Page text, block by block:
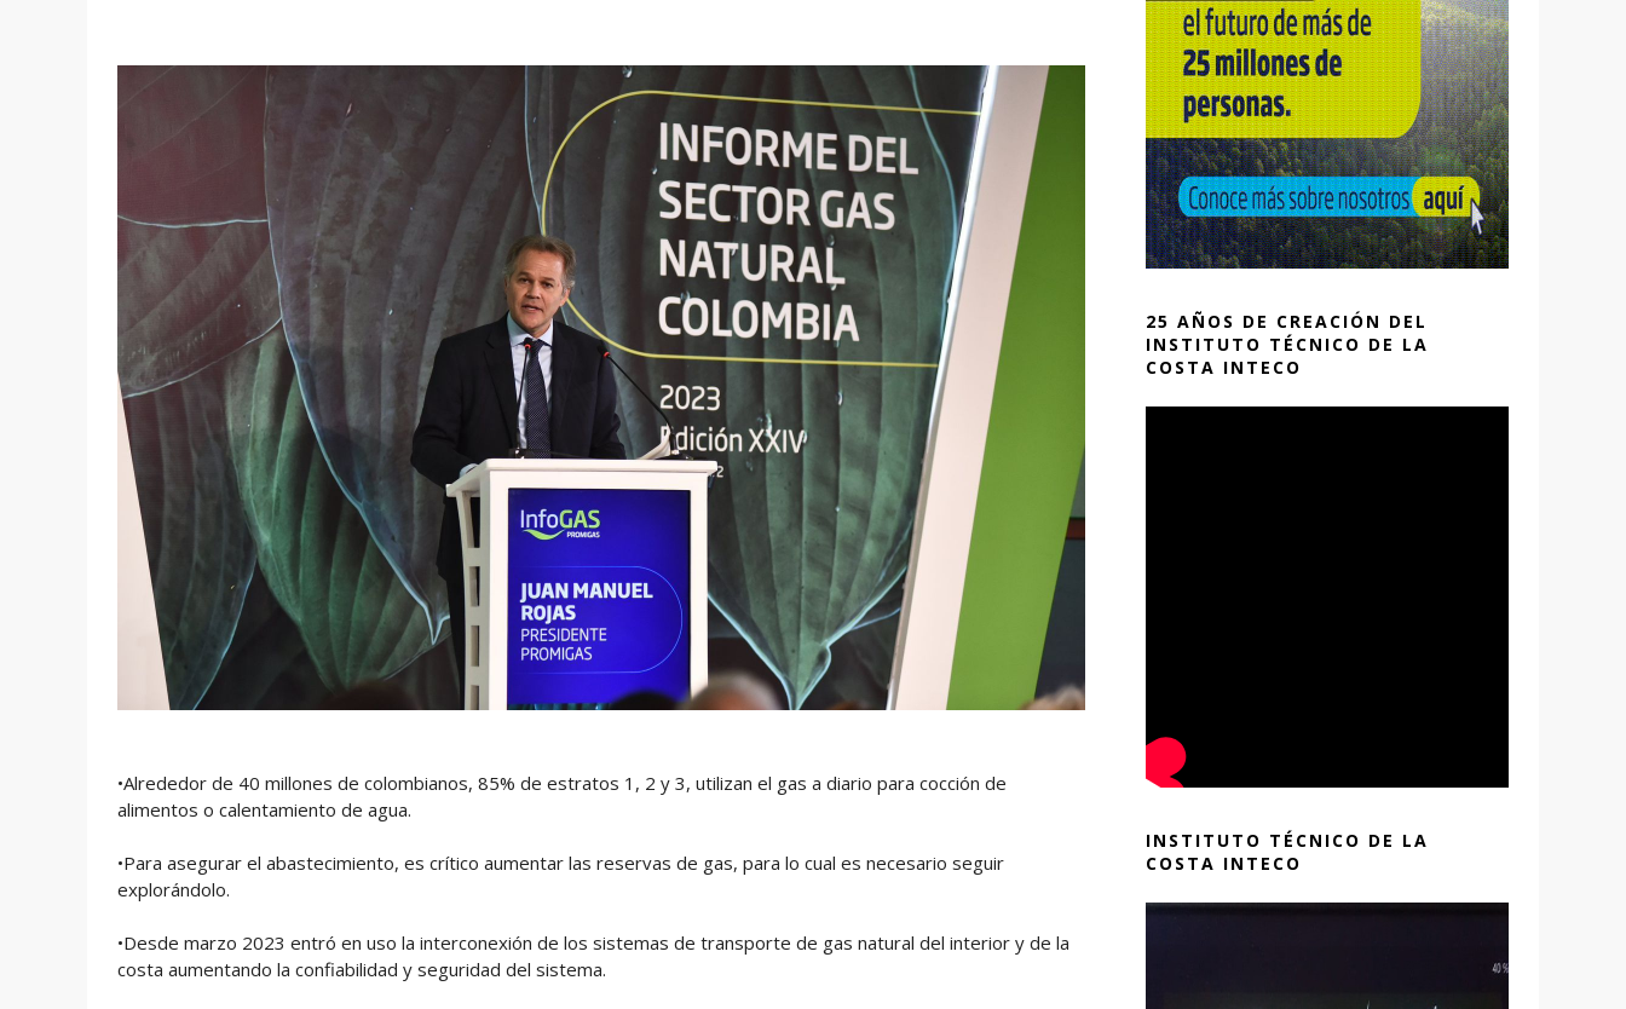
•Alrededor de 40 millones de colombianos, 85% de estratos 1, 2 y 3, utilizan el gas a diario para cocción de
alimentos o calentamiento de agua.
•Para asegurar el abastecimiento, es crítico aumentar las reservas de gas, para lo cual es necesario seguir
explorándolo.
•Desde marzo 2023 entró en uso la interconexión de los sistemas de transporte de gas natural del interior y de la
costa aumentando la confiabilidad y seguridad del sistema.
25 AÑOS DE CREACIÓN DEL
INSTITUTO TÉCNICO DE LA
COSTA INTECO
INSTITUTO TÉCNICO DE LA
COSTA INTECO